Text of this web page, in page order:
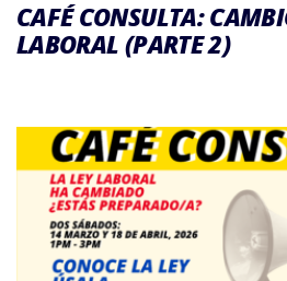
CAFÉ CONSULTA:
LABORAL (PARTE 2)